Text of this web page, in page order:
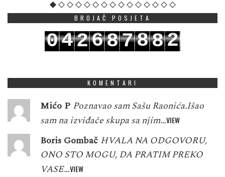
BROJAČ POSJETA
042687882
KOMENTARI
Mićo P Poznavao sam Sašu Raonića.Išao
sam na izviđače skupa sa njim…VIEW
Boris Gombač HVALA NA ODGOVORU,
ONO STO MOGU, DA PRATIM PREKO
VASE…VIEW